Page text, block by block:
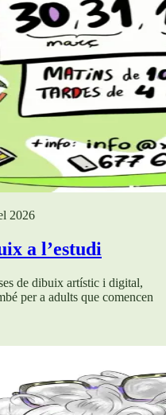
2026
a l’estudi
de dibuix artístic i digital,
per a adults que comencen